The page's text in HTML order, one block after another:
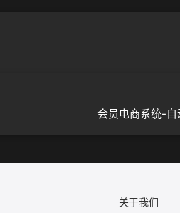
会员电商系统-
关于我们